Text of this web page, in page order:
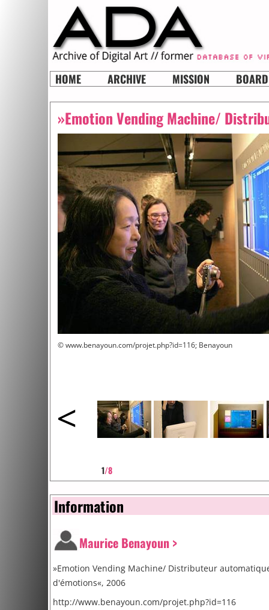
HOME ARCHIVE MISSION BOARD
»Emotion Vending Machine/
© www.benayoun.com/projet.php?id=116; Benayoun
<
1/8
Information
Maurice Benayoun >
»Emotion Vending Machine/ Distributeur
d'émotions«, 2006
http://www.benayoun.com/projet.php?id=116